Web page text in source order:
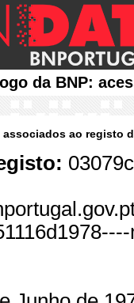
da BNP:
ao registo